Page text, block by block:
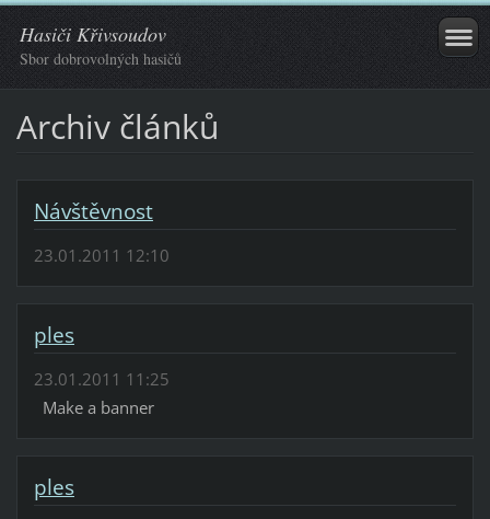
Hasiči Křivsoudov
Sbor dobrovolných hasičů
Archiv článků
Návštěvnost
23.01.2011 12:10
ples
23.01.2011 11:25
Make a banner
ples